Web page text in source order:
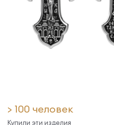
> 100 человек
Купили эти изделия